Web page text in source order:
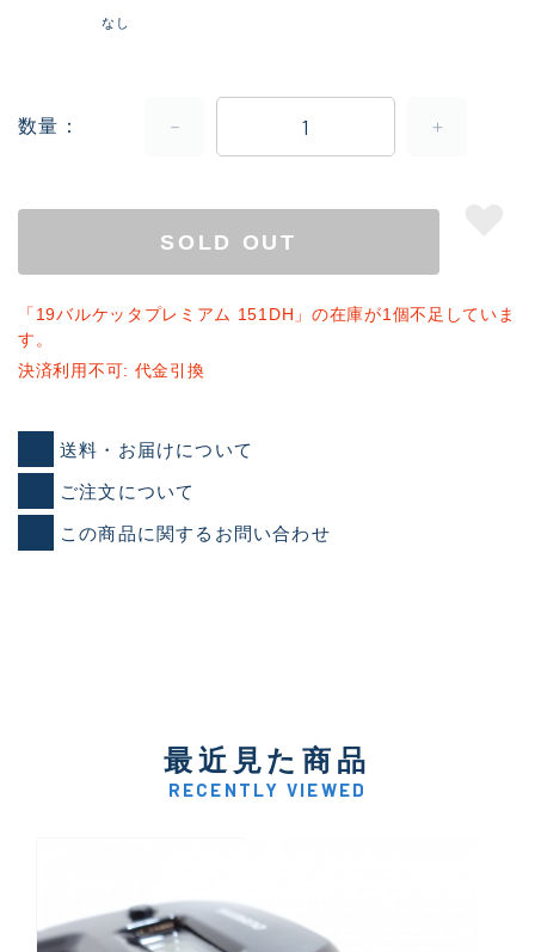
なし
数量
SOLD OUT
「19バルケッタプレミアム 151DH」の在庫が1個不足していま
す。
決済利用不可: 代金引換
送料・お届けについて
ご注文について
この商品に関するお問い合わせ
最近見た商品
RECENTLY VIEWED